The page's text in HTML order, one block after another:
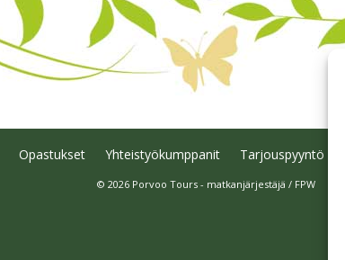
Opastukset Yhteistyökumppanit Tarjouspyyntö
© 2026 Porvoo Tours - matkanjärjestäjä / FPW